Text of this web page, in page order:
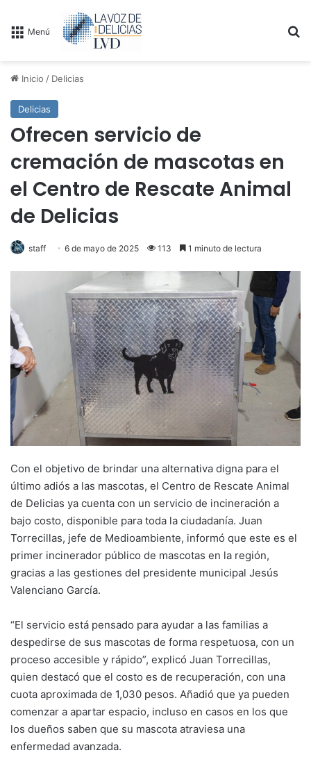
Menú
Inicio / Delicias
Delicias
Ofrecen servicio de
cremación de mascotas en
el Centro de Rescate Animal
de Delicias
staff 6 de mayo de 2025 113 1 minuto de lectura
Con el objetivo de brindar una alternativa digna para el
último adiós a las mascotas, el Centro de Rescate Animal
de Delicias ya cuenta con un servicio de incineración a
bajo costo, disponible para toda la ciudadanía. Juan
Torrecillas, jefe de Medioambiente, informó que este es el
primer incinerador público de mascotas en la región,
gracias a las gestiones del presidente municipal Jesús
Valenciano García.
“El servicio está pensado para ayudar a las familias a
despedirse de sus mascotas de forma respetuosa, con un
proceso accesible y rápido”, explicó Juan Torrecillas,
quien destacó que el costo es de recuperación, con una
cuota aproximada de 1,030 pesos. Añadió que ya pueden
comenzar a apartar espacio, incluso en casos en los que
los dueños saben que su mascota atraviesa una
enfermedad avanzada.